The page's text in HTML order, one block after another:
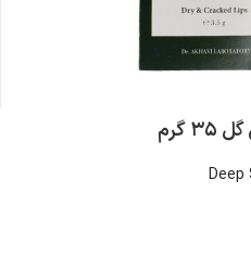
Deep